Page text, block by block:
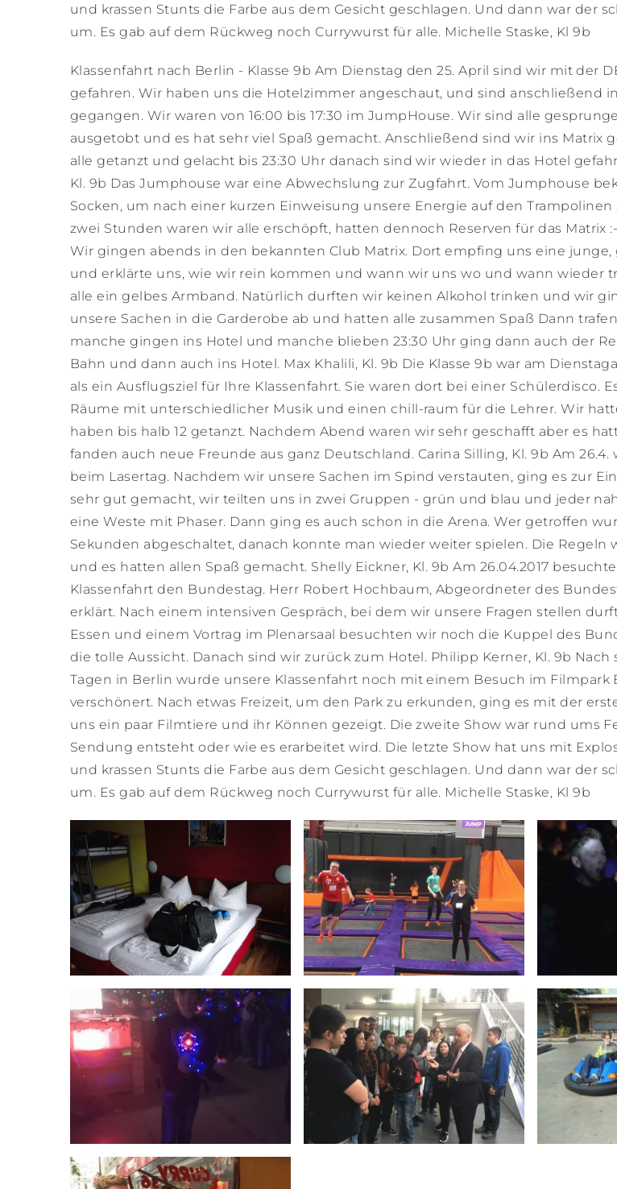
und krassen Stunts die Farbe aus dem Gesicht geschlagen. Und dann war der
um. Es gab auf dem Rückweg noch Currywurst für alle. Michelle Staske, Kl 9b
Klassenfahrt nach Berlin - Klasse 9b Am Dienstag den 25. April sind wir mit der
gefahren. Wir haben uns die Hotelzimmer angeschaut, und sind anschließend
gegangen. Wir waren von 16:00 bis 17:30 im JumpHouse. Wir sind alle
ausgetobt und es hat sehr viel Spaß gemacht. Anschließend sind wir ins Matrix
alle getanzt und gelacht bis 23:30 Uhr danach sind wir wieder in das Hotel
Kl. 9b Das Jumphouse war eine Abwechslung zur Zugfahrt. Vom Jumphouse
Socken, um nach einer kurzen Einweisung unsere Energie auf den Trampolinen
zwei Stunden waren wir alle erschöpft, hatten dennoch Reserven für das Matrix :-
Wir gingen abends in den bekannten Club Matrix. Dort empfing uns eine junge,
und erklärte uns, wie wir rein kommen und wann wir uns wo und wann wieder
alle ein gelbes Armband. Natürlich durften wir keinen Alkohol trinken und wir
unsere Sachen in die Garderobe ab und hatten alle zusammen Spaß Dann
manche gingen ins Hotel und manche blieben 23:30 Uhr ging dann auch der
Bahn und dann auch ins Hotel. Max Khalili, Kl. 9b Die Klasse 9b war am
als ein Ausflugsziel für Ihre Klassenfahrt. Sie waren dort bei einer Schülerdisco.
Räume mit unterschiedlicher Musik und einen chill-raum für die Lehrer. Wir
haben bis halb 12 getanzt. Nachdem Abend waren wir sehr geschafft aber es
fanden auch neue Freunde aus ganz Deutschland. Carina Silling, Kl. 9b Am
beim Lasertag. Nachdem wir unsere Sachen im Spind verstauten, ging es zur
sehr gut gemacht, wir teilten uns in zwei Gruppen - grün und blau und jeder
eine Weste mit Phaser. Dann ging es auch schon in die Arena. Wer getroffen
Sekunden abgeschaltet, danach konnte man wieder weiter spielen. Die Regeln
und es hatten allen Spaß gemacht. Shelly Eickner, Kl. 9b Am 26.04.2017
Klassenfahrt den Bundestag. Herr Robert Hochbaum, Abgeordneter des
erklärt. Nach einem intensiven Gespräch, bei dem wir unsere Fragen stellen
Essen und einem Vortrag im Plenarsaal besuchten wir noch die Kuppel des
die tolle Aussicht. Danach sind wir zurück zum Hotel. Philipp Kerner, Kl. 9b Nach
Tagen in Berlin wurde unsere Klassenfahrt noch mit einem Besuch im Filmpark
verschönert. Nach etwas Freizeit, um den Park zu erkunden, ging es mit der
uns ein paar Filmtiere und ihr Können gezeigt. Die zweite Show war rund ums
Sendung entsteht oder wie es erarbeitet wird. Die letzte Show hat uns mit
und krassen Stunts die Farbe aus dem Gesicht geschlagen. Und dann war der
um. Es gab auf dem Rückweg noch Currywurst für alle. Michelle Staske, Kl 9b